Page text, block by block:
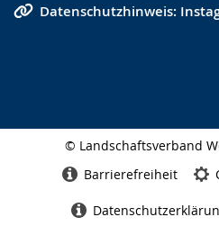
Datenschutzhinweis:
© Landschaftsverband
Barrierefreiheit